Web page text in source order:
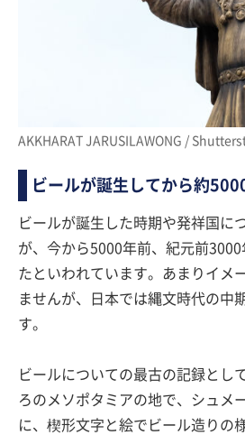
AKKHARAT JARUSILAWONG /
ビールが誕生してから約
ビールが誕生した時期や発祥国に
が、今から5000年前、紀元前
たといわれています。あまりイメ
ませんが、日本では縄文時代の中
す。
ビールについての最古の記録とし
ろのメソポタミアの地で、シュメ
に、楔形文字と絵でビール造りの